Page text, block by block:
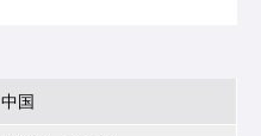
中国